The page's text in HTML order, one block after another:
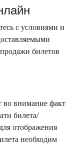
с условиями и
билетов
во внимание факт
билета/
отображения
необходим